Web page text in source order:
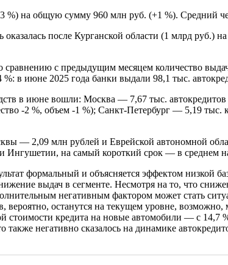
на общую сумму 960 млн руб. (+1 %). Средний
после Курганской области (1 млрд руб.)
с предыдущим месяцем количество
в июне 2025 года банки выдали 98,1 тыс.
в июне вошли: Москва — 7,67 тыс.
-2 %, объем -1 %); Санкт-Петербург — 5,19 тыс.
— 2,09 млн рублей и Еврейской автономной
на самый короткий срок — в среднем
формальный и объясняется эффектом низкой
выдач в сегменте. Несмотря на то, что
негативным фактором может стать
вероятно, останутся на текущем уровне,
кредита на новые автомобили — с 14,7
негативно сказалось на динамике